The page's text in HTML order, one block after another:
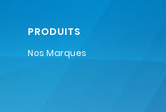
PRODUITS
Nos Marques